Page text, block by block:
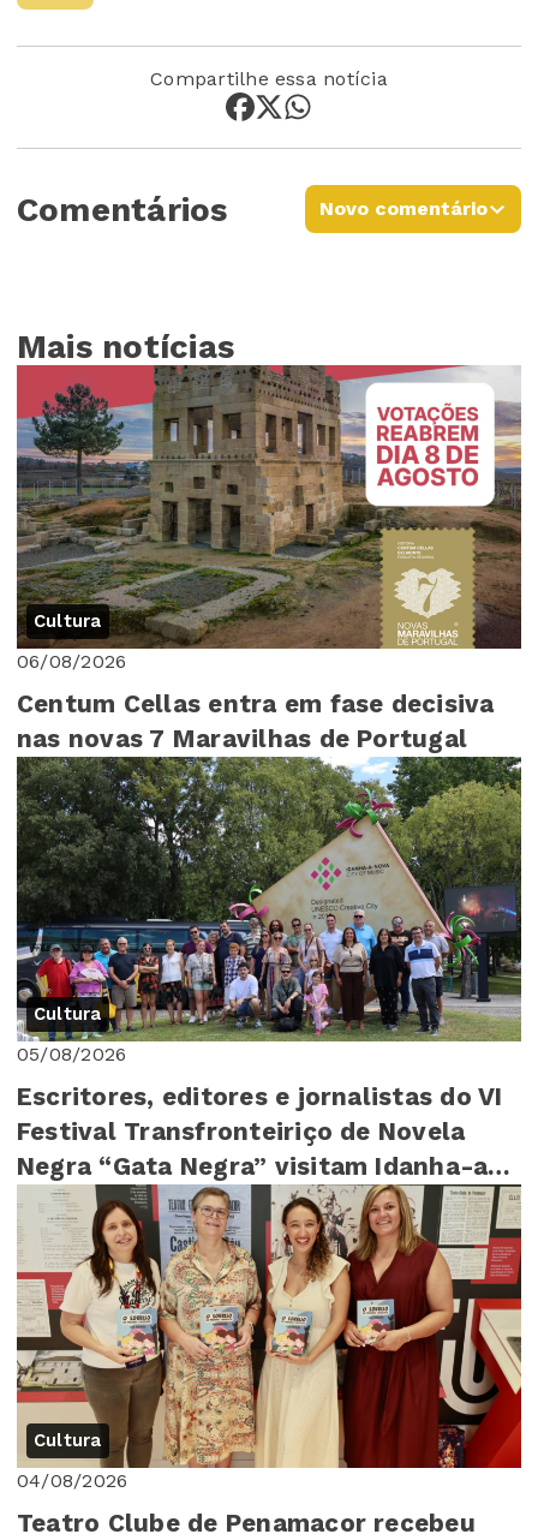
Compartilhe essa notícia
Comentários Novo comentário
Mais notícias
Cultura
06/08/2026
Centum Cellas entra em fase decisiva
nas novas 7 Maravilhas de Portugal
Cultura
05/08/2026
Escritores, editores e jornalistas do VI
Festival Transfronteiriço de Novela
Negra “Gata Negra” visitam Idanha-a-
Nova
Cultura
04/08/2026
Teatro Clube de Penamacor recebeu